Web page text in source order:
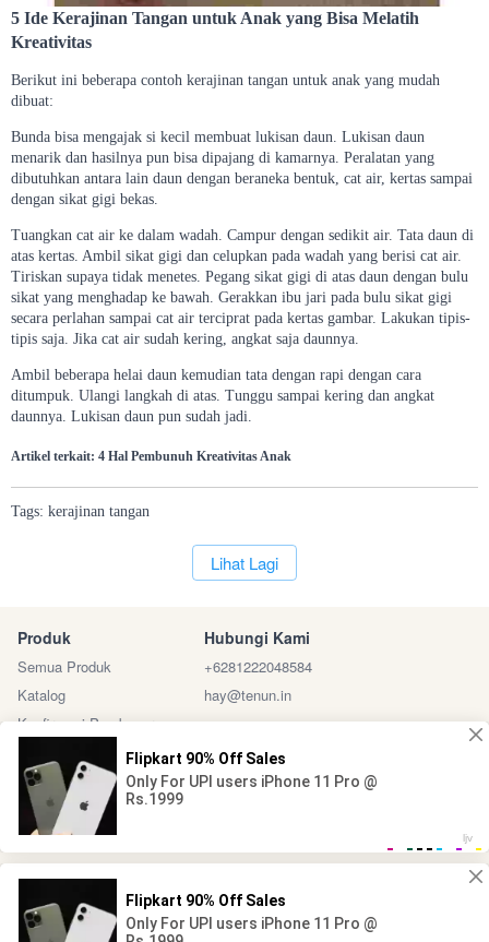
5 Ide Kerajinan Tangan untuk Anak yang Bisa Melatih
Kreativitas
Berikut ini beberapa contoh kerajinan tangan untuk anak yang mudah
dibuat:
Bunda bisa mengajak si kecil membuat lukisan daun. Lukisan daun
menarik dan hasilnya pun bisa dipajang di kamarnya. Peralatan yang
dibutuhkan antara lain daun dengan beraneka bentuk, cat air, kertas sampai
dengan sikat gigi bekas.
Tuangkan cat air ke dalam wadah. Campur dengan sedikit air. Tata daun di
atas kertas. Ambil sikat gigi dan celupkan pada wadah yang berisi cat air.
Tiriskan supaya tidak menetes. Pegang sikat gigi di atas daun dengan bulu
sikat yang menghadap ke bawah. Gerakkan ibu jari pada bulu sikat gigi
secara perlahan sampai cat air terciprat pada kertas gambar. Lakukan tipis-
tipis saja. Jika cat air sudah kering, angkat saja daunnya.
Ambil beberapa helai daun kemudian tata dengan rapi dengan cara
ditumpuk. Ulangi langkah di atas. Tunggu sampai kering dan angkat
daunnya. Lukisan daun pun sudah jadi.
Artikel terkait: 4 Hal Pembunuh Kreativitas Anak
Tags: kerajinan tangan
`Lihat Lagi
Produk
Semua Produk
Katalog
Konfirmasi Pembayaran
Hubungi Kami
+6281222048584
hay@tenun.in
Sosial Media Marketplace